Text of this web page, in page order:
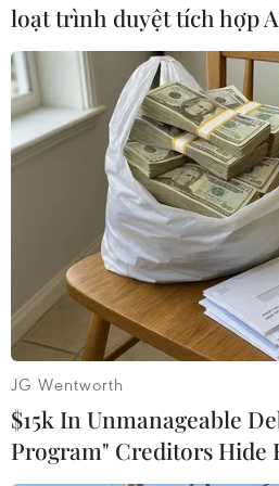
Nhiều loài cá bị chết ở khe Rào
Linh, tỉnh Quảng Trị. (Ảnh:
Cụ thể, có 3 chỉ tiêu vượt
oxy hòa tan trong nước cho
những vật chất hữu cơ có
loạt trình duyệt tích hợp
JG Wentworth
$15k In Unmanageable
Program" Creditors Hide